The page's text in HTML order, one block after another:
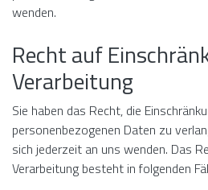
wenden.
Recht auf
Verarbeitung
Sie haben das Recht, die
personenbezogenen Daten zu
sich jederzeit an uns wenden. Das
Verarbeitung besteht in folgenden